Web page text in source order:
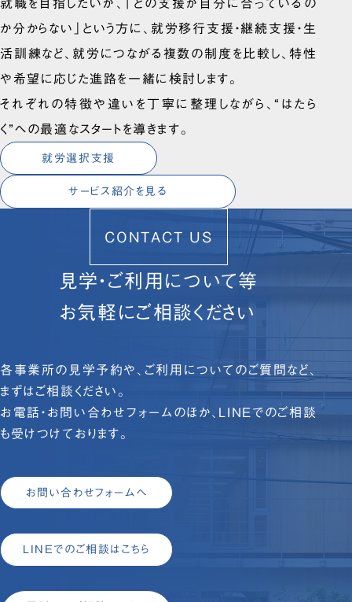
就職を目指したいが、「どの支援が自分に合っているの
か分からない」という方に、就労移行支援・継続支援・生
活訓練など、就労につながる複数の制度を比較し、特性
や希望に応じた進路を一緒に検討します。
それぞれの特徴や違いを丁寧に整理しながら、“はたら
く”への最適なスタートを導きます。
就労選択支援
サービス紹介を見る
CONTACT US
見学・ご利用について等
お気軽にご相談ください
各事業所の見学予約や、ご利用についてのご質問など、
まずはご相談ください。
お電話・お問い合わせフォームのほか、LINEでのご相談
も受けつけております。
お問い合わせフォームへ
LINEでのご相談はこちら